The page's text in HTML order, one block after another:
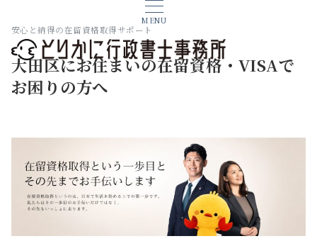
MENU
安心と納得の在留資格取得サポート
大田区にお住まいの在留資格・VISAで
お困りの方へ